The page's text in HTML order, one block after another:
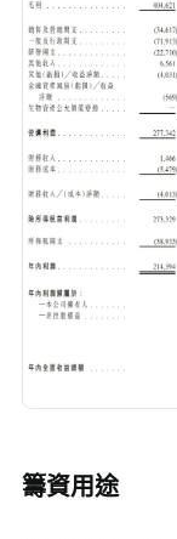
籌資用途